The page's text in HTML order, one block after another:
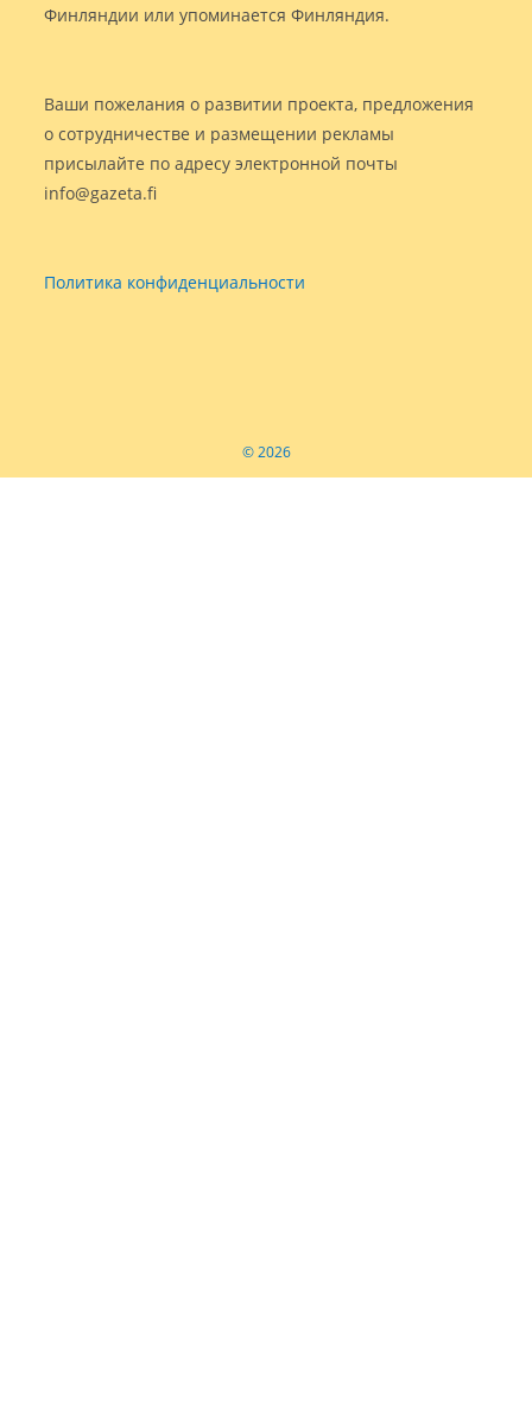
Финляндии или упоминается Финляндия.
Ваши пожелания о развитии проекта, предложения
о сотрудничестве и размещении рекламы
присылайте по адресу электронной почты
info@gazeta.fi
Политика конфиденциальности
© 2026